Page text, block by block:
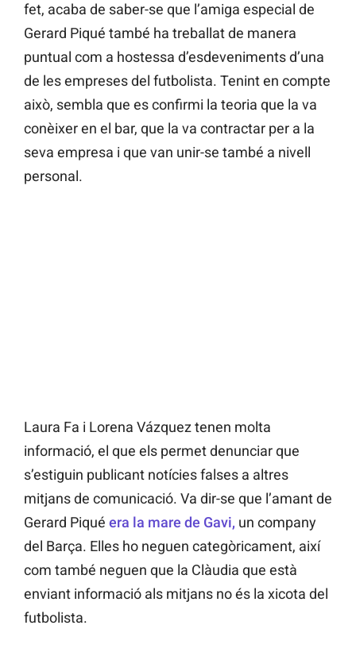
fet, acaba de saber-se que l’amiga especial de
Gerard Piqué també ha treballat de manera
puntual com a hostessa d’esdeveniments d’una
de les empreses del futbolista. Tenint en compte
això, sembla que es confirmi la teoria que la va
conèixer en el bar, que la va contractar per a la
seva empresa i que van unir-se també a nivell
personal.
Laura Fa i Lorena Vázquez tenen molta
informació, el que els permet denunciar que
s’estiguin publicant notícies falses a altres
mitjans de comunicació. Va dir-se que l’amant de
Gerard Piqué era la mare de Gavi, un company
del Barça. Elles ho neguen categòricament, així
com també neguen que la Clàudia que està
enviant informació als mitjans no és la xicota del
futbolista.